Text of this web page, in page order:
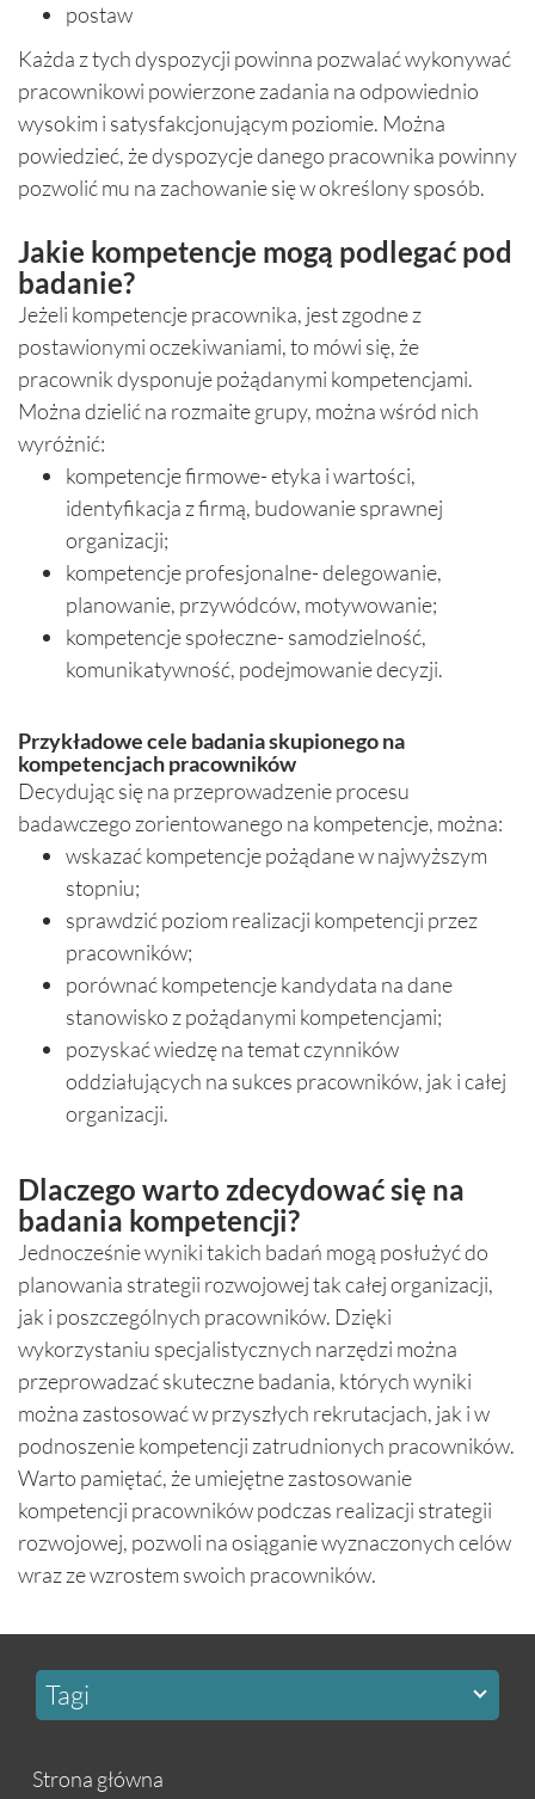
postaw
Każda z tych dyspozycji powinna pozwalać wykonywać
pracownikowi powierzone zadania na odpowiednio
wysokim i satysfakcjonującym poziomie. Można
powiedzieć, że dyspozycje danego pracownika powinny
pozwolić mu na zachowanie się w określony sposób.
Jakie kompetencje mogą podlegać pod
badanie?
Jeżeli kompetencje pracownika, jest zgodne z
postawionymi oczekiwaniami, to mówi się, że
pracownik dysponuje pożądanymi kompetencjami.
Można dzielić na rozmaite grupy, można wśród nich
wyróżnić:
kompetencje firmowe- etyka i wartości,
identyfikacja z firmą, budowanie sprawnej
organizacji;
kompetencje profesjonalne- delegowanie,
planowanie, przywódców, motywowanie;
kompetencje społeczne- samodzielność,
komunikatywność, podejmowanie decyzji.
Przykładowe cele badania skupionego na
kompetencjach pracowników
Decydując się na przeprowadzenie procesu
badawczego zorientowanego na kompetencje, można:
wskazać kompetencje pożądane w najwyższym
stopniu;
sprawdzić poziom realizacji kompetencji przez
pracowników;
porównać kompetencje kandydata na dane
stanowisko z pożądanymi kompetencjami;
pozyskać wiedzę na temat czynników
oddziałujących na sukces pracowników, jak i całej
organizacji.
Dlaczego warto zdecydować się na
badania kompetencji?
Jednocześnie wyniki takich badań mogą posłużyć do
planowania strategii rozwojowej tak całej organizacji,
jak i poszczególnych pracowników. Dzięki
wykorzystaniu specjalistycznych narzędzi można
przeprowadzać skuteczne badania, których wyniki
można zastosować w przyszłych rekrutacjach, jak i w
podnoszenie kompetencji zatrudnionych pracowników.
Warto pamiętać, że umiejętne zastosowanie
kompetencji pracowników podczas realizacji strategii
rozwojowej, pozwoli na osiąganie wyznaczonych celów
wraz ze wzrostem swoich pracowników.
Tagi
Strona główna